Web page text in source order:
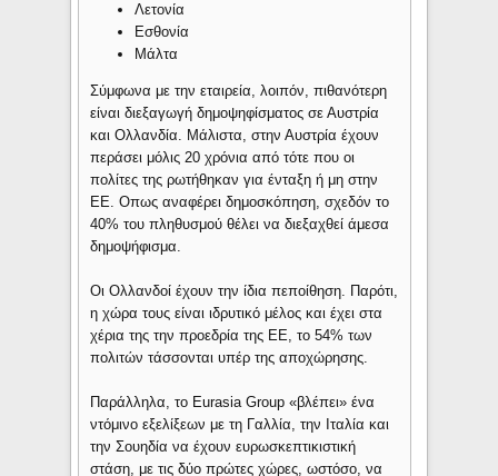
Λετονία
Εσθονία
Μάλτα
Σύμφωνα με την εταιρεία, λοιπόν, πιθανότερη
είναι διεξαγωγή δημοψηφίσματος σε Αυστρία
και Ολλανδία. Μάλιστα, στην Αυστρία έχουν
περάσει μόλις 20 χρόνια από τότε που οι
πολίτες της ρωτήθηκαν για ένταξη ή μη στην
ΕΕ. Οπως αναφέρει δημοσκόπηση, σχεδόν το
40% του πληθυσμού θέλει να διεξαχθεί άμεσα
δημοψήφισμα.
Οι Ολλανδοί έχουν την ίδια πεποίθηση. Παρότι,
η χώρα τους είναι ιδρυτικό μέλος και έχει στα
χέρια της την προεδρία της ΕΕ, το 54% των
πολιτών τάσσονται υπέρ της αποχώρησης.
Παράλληλα, το Eurasia Group «βλέπει» ένα
ντόμινο εξελίξεων με τη Γαλλία, την Ιταλία και
την Σουηδία να έχουν ευρωσκεπτικιστική
στάση, με τις δύο πρώτες χώρες, ωστόσο, να